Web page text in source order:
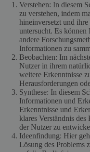
Verstehen: In diesem
zu verstehen, indem
hineinversetzt und
untersucht. Es
andere
Informationen zu
Beobachten: Im
Nutzer in ihrem
weitere Erkenntnisse
Herausforderungen
Synthese: In diesem
Informationen und
Erkenntnisse und
klares Verständnis
der Nutzer zu
Ideenfindung: Hier
Lösung des Problems